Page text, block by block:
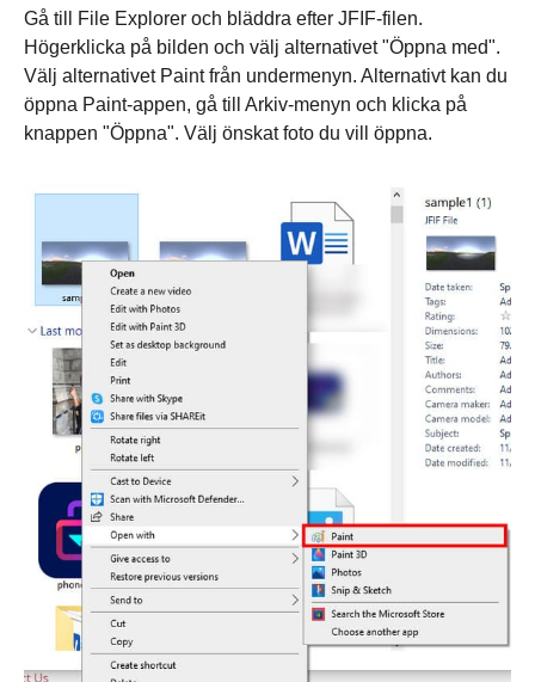
Steg 2.
Gå till File Explorer och bläddra efter JFIF-filen.
Högerklicka på bilden och välj alternativet "Öppna med".
Välj alternativet Paint från undermenyn. Alternativt kan du
öppna Paint-appen, gå till Arkiv-menyn och klicka på
knappen "Öppna". Välj önskat foto du vill öppna.